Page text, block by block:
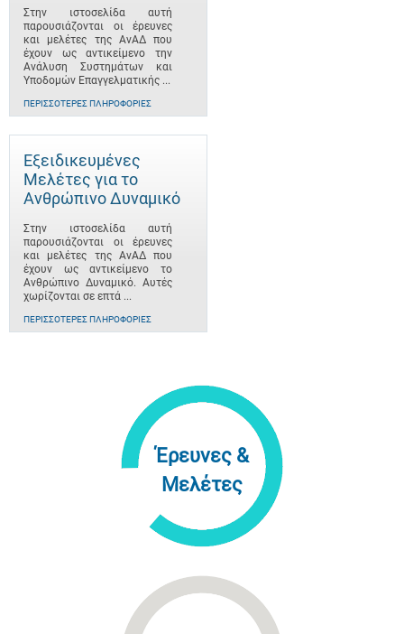
Στην ιστοσελίδα αυτή
παρουσιάζονται οι έρευνες
και μελέτες της ΑνΑΔ που
έχουν ως αντικείμενο την
Ανάλυση Συστημάτων και
Υποδομών Επαγγελματικής ...
ΠΕΡΙΣΣΌΤΕΡΕΣ ΠΛΗΡΟΦΟΡΊΕΣ
Εξειδικευμένες
Μελέτες για το
Ανθρώπινο Δυναμικό
Στην ιστοσελίδα αυτή
παρουσιάζονται οι έρευνες
και μελέτες της ΑνΑΔ που
έχουν ως αντικείμενο το
Ανθρώπινο Δυναμικό. Αυτές
χωρίζονται σε επτά ...
ΠΕΡΙΣΣΌΤΕΡΕΣ ΠΛΗΡΟΦΟΡΊΕΣ
Έρευνες &
Μελέτες